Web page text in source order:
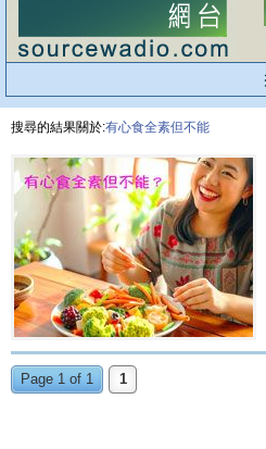
搜尋的結果關於:有心食全素但不能
Page 1 of 1 1